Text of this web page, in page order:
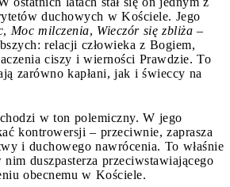
duchowych w Kościele. Jego
, Moc milczenia, Wieczór się zbliża –
relacji człowieka z Bogiem,
ciszy i wierności Prawdzie. To
zarówno kapłani, jak i świeccy na
w ton polemiczny. W jego
kontrowersji – przeciwnie, zaprasza
i duchowego nawrócenia. To właśnie
duszpasterza przeciwstawiającego
obecnemu w Kościele.